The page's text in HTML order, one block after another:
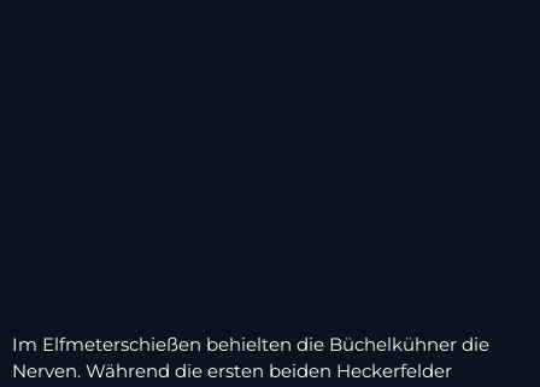
Im Elfmeterschießen behielten die Büchelkühner die
Nerven. Während die ersten beiden Heckerfelder